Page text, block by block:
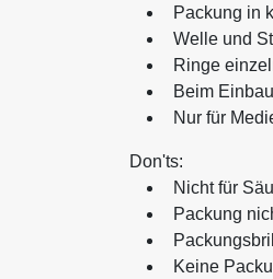
Packung in
Welle und
Ringe
Beim
Nur für
Don'ts:
Nicht für
Packung
Keine